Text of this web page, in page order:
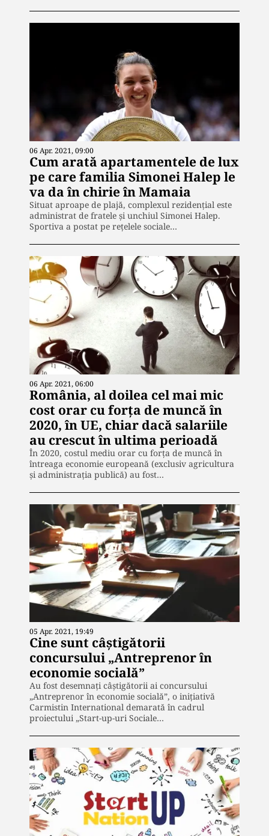
06 Apr. 2021, 09:00
Cum arată apartamentele de lux
pe care familia Simonei Halep le
va da în chirie în Mamaia
Situat aproape de plajă, complexul rezidențial este
administrat de fratele și unchiul Simonei Halep.
Sportiva a postat pe rețelele sociale…
06 Apr. 2021, 06:00
România, al doilea cel mai mic
cost orar cu forța de muncă în
2020, în UE, chiar dacă salariile
au crescut în ultima perioadă
În 2020, costul mediu orar cu forța de muncă în
întreaga economie europeană (exclusiv agricultura
și administrația publică) au fost…
05 Apr. 2021, 19:49
Cine sunt câștigătorii
concursului „Antreprenor în
economie socială”
Au fost desemnați câștigătorii ai concursului
„Antreprenor în economie socială”, o inițiativă
Carmistin International demarată în cadrul
proiectului „Start-up-uri Sociale…